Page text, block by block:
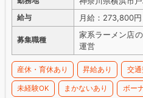
給与 月給：273,800円
募集職種
家系ラーメン店
運営
産休・育休あり 昇給あり 交通
未経験OK まかないあり ボー